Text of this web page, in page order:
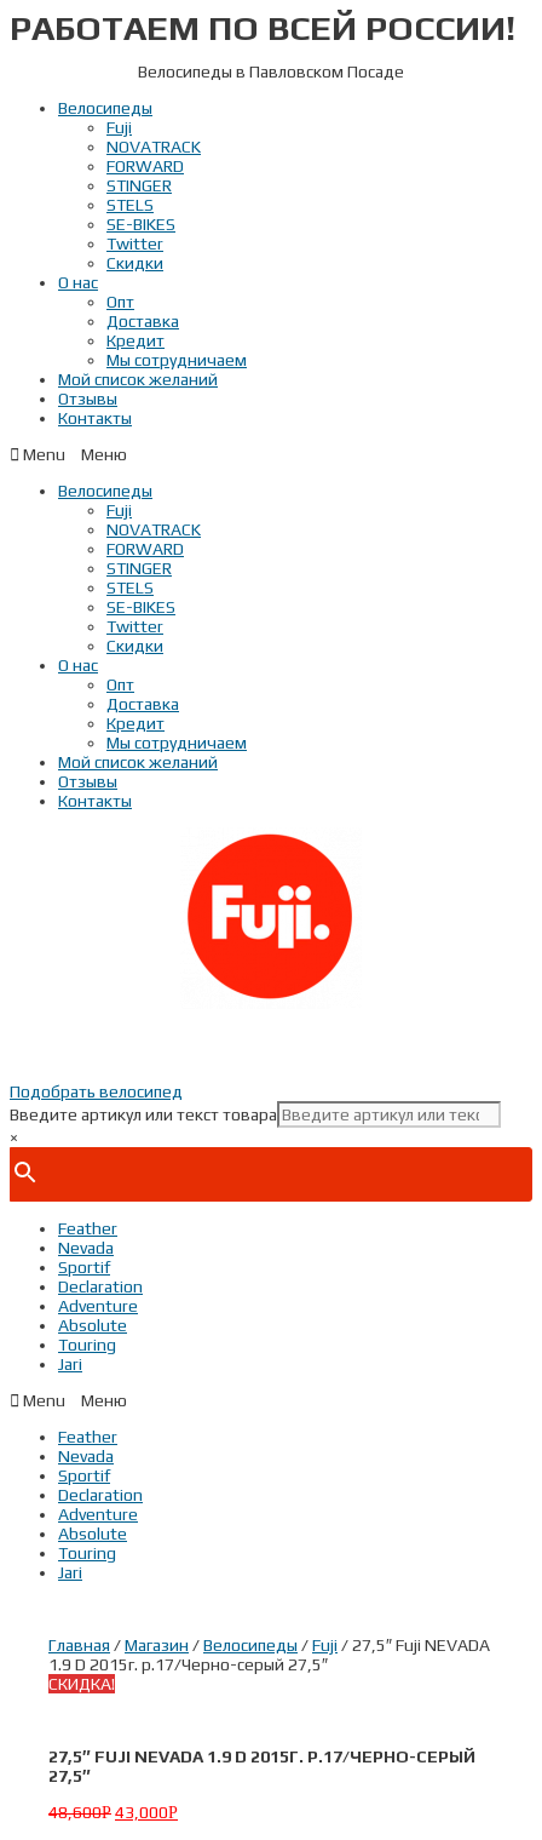
Перейти
кРАБОТАЕМ ПО ВСЕЙ РОССИИ!
Велосипеды в Павловском Посаде
Велосипеды
Fuji
NOVATRACK
FORWARD
STINGER
STELS
SE-BIKES
Twitter
Скидки
О нас
Опт
Доставка
Кредит
Мы сотрудничаем
Мой список желаний
Отзывы
Контакты
Menu
Велосипеды
Fuji
NOVATRACK
FORWARD
STINGER
STELS
SE-BIKES
Twitter
Скидки
О нас
Опт
Доставка
Кредит
Мы сотрудничаем
Мой список желаний
Отзывы
Контакты
Подобрать велосипед
Введите артикул или текст товара
×
Feather
Nevada
Sportif
Declaration
Adventure
Absolute
Touring
Jari
Menu
Feather
Nevada
Sportif
Declaration
Adventure
Absolute
Touring
Jari
Главная /Магазин /Велосипеды /Fuji / 27,5″ Fuji NEVADA
1.9 D 2015г. р.17/Черно-серый 27,5″
СКИДКА!
27,5″ FUJI NEVADA 1.9 D 2015Г. Р.17/ЧЕРНО-СЕРЫЙ
27,5″
48,600Р 43,000Р